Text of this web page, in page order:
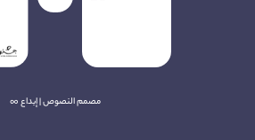
مصمم النصوص | إبداع ∞